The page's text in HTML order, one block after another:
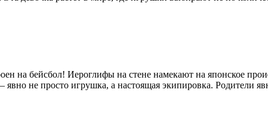
на бейсбол! Иероглифы на стене намекают на японское
не просто игрушка, а настоящая экипировка. Родители